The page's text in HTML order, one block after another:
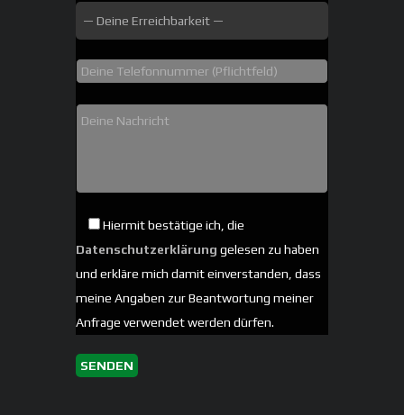
Hiermit bestätige ich, die
Datenschutzerklärung gelesen zu haben
und erkläre mich damit einverstanden, dass
meine Angaben zur Beantwortung meiner
Anfrage verwendet werden dürfen.